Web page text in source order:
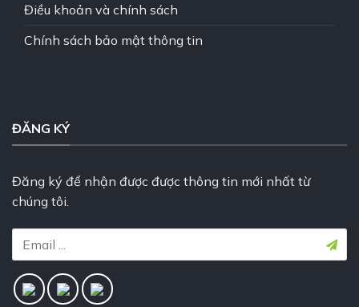
Điều khoản và chính sách
Chính sách bảo mật thông tin
ĐĂNG KÝ
Đăng ký để nhận được được thông tin mới nhất từ
chúng tôi.